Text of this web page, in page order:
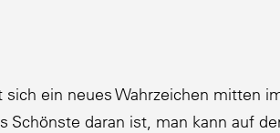
ein neues Wahrzeichen mitten
Schönste daran ist, man kann auf